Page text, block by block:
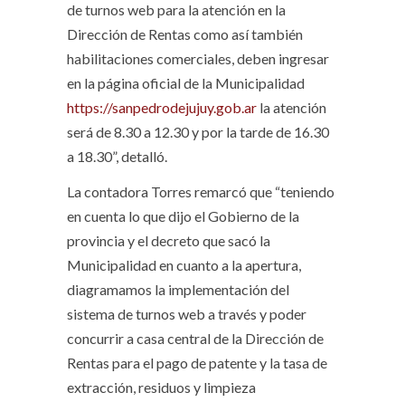
de turnos web para la atención en la
Dirección de Rentas como así también
habilitaciones comerciales, deben ingresar
en la página oficial de la Municipalidad
https://sanpedrodejujuy.gob.ar la atención
será de 8.30 a 12.30 y por la tarde de 16.30
a 18.30”, detalló.
La contadora Torres remarcó que “teniendo
en cuenta lo que dijo el Gobierno de la
provincia y el decreto que sacó la
Municipalidad en cuanto a la apertura,
diagramamos la implementación del
sistema de turnos web a través y poder
concurrir a casa central de la Dirección de
Rentas para el pago de patente y la tasa de
extracción, residuos y limpieza